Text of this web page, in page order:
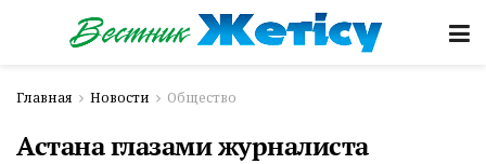
Главная Новости Общество
Астана глазами журналиста